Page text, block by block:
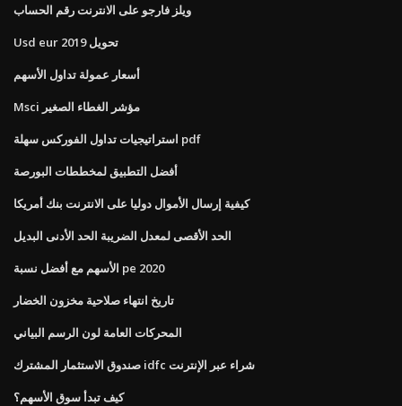
ويلز فارجو على الانترنت رقم الحساب
Usd eur تحويل 2019
أسعار عمولة تداول الأسهم
Msci مؤشر الغطاء الصغير
استراتيجيات تداول الفوركس سهلة pdf
أفضل التطبيق لمخططات البورصة
كيفية إرسال الأموال دوليا على الانترنت بنك أمريكا
الحد الأقصى لمعدل الضريبة الحد الأدنى البديل
الأسهم مع أفضل نسبة pe 2020
تاريخ انتهاء صلاحية مخزون الخضار
المحركات العامة لون الرسم البياني
صندوق الاستثمار المشترك idfc شراء عبر الإنترنت
كيف تبدأ سوق الأسهم؟